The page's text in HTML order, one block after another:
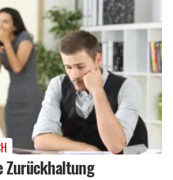
Zurückhaltung